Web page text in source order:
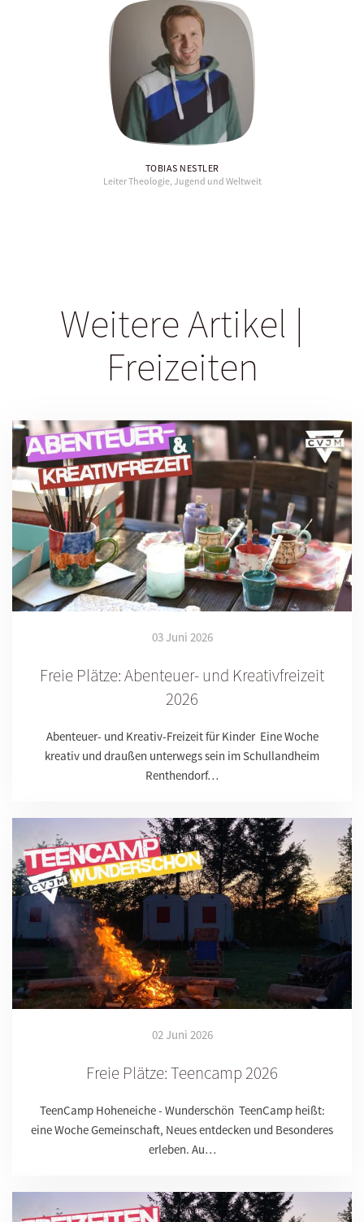
TOBIAS NESTLER
Leiter Theologie, Jugend und Weltweit
Weitere Artikel |
Freizeiten
03 Juni 2026
Freie Plätze: Abenteuer- und Kreativfreizeit
2026
Abenteuer- und Kreativ-Freizeit für Kinder Eine Woche
kreativ und draußen unterwegs sein im Schullandheim
Renthendorf…
02 Juni 2026
Freie Plätze: Teencamp 2026
TeenCamp Hoheneiche - Wunderschön TeenCamp heißt:
eine Woche Gemeinschaft, Neues entdecken und Besonderes
erleben. Au…